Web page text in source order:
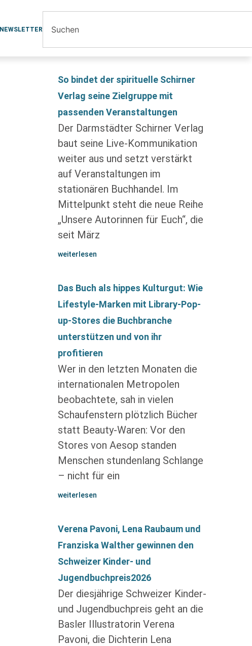
NEWSLETTER
So bindet der spirituelle Schirner
Verlag seine Zielgruppe mit
passenden Veranstaltungen
Der Darmstädter Schirner Verlag
baut seine Live-Kommunikation
weiter aus und setzt verstärkt
auf Veranstaltungen im
stationären Buchhandel. Im
Mittelpunkt steht die neue Reihe
„Unsere Autorinnen für Euch“, die
seit März
weiterlesen
Das Buch als hippes Kulturgut: Wie
Lifestyle-Marken mit Library-Pop-
up-Stores die Buchbranche
unterstützen und von ihr
profitieren
Wer in den letzten Monaten die
internationalen Metropolen
beobachtete, sah in vielen
Schaufenstern plötzlich Bücher
statt Beauty-Waren: Vor den
Stores von Aesop standen
Menschen stundenlang Schlange
– nicht für ein
weiterlesen
Verena Pavoni, Lena Raubaum und
Franziska Walther gewinnen den
Schweizer Kinder- und
Jugendbuchpreis2026
Der diesjährige Schweizer Kinder-
und Jugendbuchpreis geht an die
Basler Illustratorin Verena
Pavoni, die Dichterin Lena